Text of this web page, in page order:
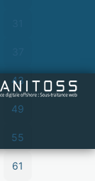
43
49
55
61